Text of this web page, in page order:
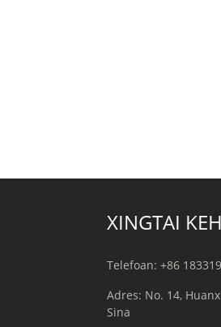
XINGTAI
Telefoan: +86
Adres: No. 14,
Sina